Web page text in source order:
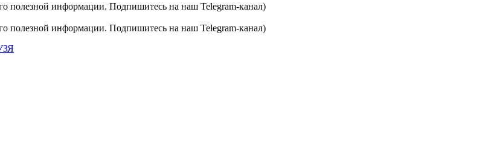
полезной информации. Подпишитесь на наш Telegram-канал)
полезной информации. Подпишитесь на наш Telegram-канал)